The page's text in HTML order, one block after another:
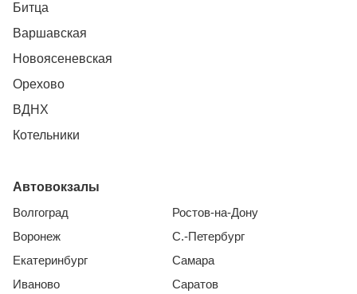
Битца
Варшавская
Новоясеневская
Орехово
ВДНХ
Котельники
Автовокзалы
Волгоград
Воронеж
Екатеринбург
Иваново
Ростов-на-Дону
С.-Петербург
Самара
Саратов